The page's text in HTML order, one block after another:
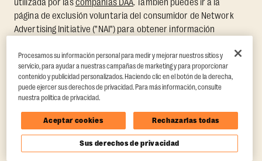
utilizada por lascompañías DAA. También puedes ir a la
página de exclusión voluntaria del consumidor de Network
Advertising Initiative ("NAI") para obtener información
intereses y sus opciones con respecto a que la
información sea utilizada por losmiembros de NAI.
Optar por no participar en una o más compañías que
figuran en lapágina de elección del consumidor de la DAA
la
página de exclusión voluntaria del consumidor de NAI
un sitio web de elección del consumidor específico de un
país o región te excluirá de la entrega de contenido o
Procesamos su información personal para medir y mejorar nuestros sitios y
servicio, para ayudar a nuestras campañas de marketing y para proporcionar
contenido y publicidad personalizados. Haciendo clic en el botón de la derecha,
puede ejercer sus derechos de privacidad. Para más información, consulte
nuestra política de privacidad.
Aceptar cookies Rechazarlas todas
Sus derechos de privacidad